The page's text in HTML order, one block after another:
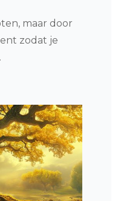
maar door
zodat je